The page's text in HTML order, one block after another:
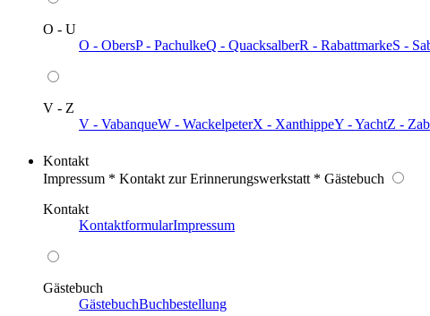
O - U
O - ObersP - PachulkeQ - QuacksalberR - RabattmarkeS -
V - Z
V - VabanqueW - WackelpeterX - XanthippeY - YachtZ -
Kontakt
Impressum * Kontakt zur Erinnerungswerkstatt * Gästebuch
Kontakt
KontaktformularImpressum
Gästebuch
GästebuchBuchbestellung